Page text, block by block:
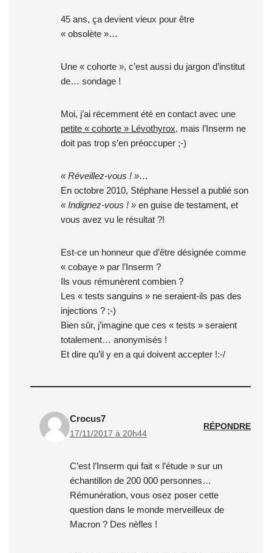
45 ans, ça devient vieux pour être
« obsolète »…
Une « cohorte », c’est aussi du jargon d’institut
de… sondage !
Moi, j’ai récemment été en contact avec une
petite « cohorte » Lévothyrox, mais l’Inserm ne
doit pas trop s’en préoccuper ;-)
« Réveillez-vous ! »…
En octobre 2010, Stéphane Hessel a publié son
« Indignez-vous ! » en guise de testament, et
vous avez vu le résultat ?!
Est-ce un honneur que d’être désignée comme
« cobaye » par l’Inserm ?
Ils vous rémunèrent combien ?
Les « tests sanguins » ne seraient-ils pas des
injections ? ;-)
Bien sûr, j’imagine que ces « tests » seraient
totalement… anonymisés !
Et dire qu’il y en a qui doivent accepter !:-/
Crocus7
17/11/2017 à 20h44
RÉPONDRE
C’est l’Inserm qui fait « l’étude » sur un
échantillon de 200 000 personnes…
Rémunération, vous osez poser cette
question dans le monde merveilleux de
Macron ? Des nèfles !